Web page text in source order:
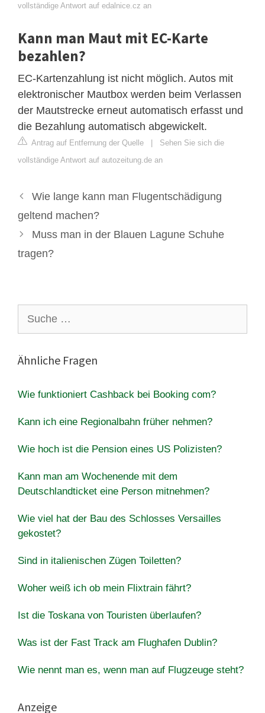
vollständige Antwort auf edalnice.cz an
Kann man Maut mit EC-Karte
bezahlen?
EC-Kartenzahlung ist nicht möglich. Autos mit
elektronischer Mautbox werden beim Verlassen
der Mautstrecke erneut automatisch erfasst und
die Bezahlung automatisch abgewickelt.
Antrag auf Entfernung der Quelle | Sehen Sie sich die
vollständige Antwort auf autozeitung.de an
Wie lange kann man Flugentschädigung
geltend machen?
Muss man in der Blauen Lagune Schuhe
tragen?
nach:
Ähnliche Fragen
Wie funktioniert Cashback bei Booking com?
Kann ich eine Regionalbahn früher nehmen?
Wie hoch ist die Pension eines US Polizisten?
Kann man am Wochenende mit dem
Deutschlandticket eine Person mitnehmen?
Wie viel hat der Bau des Schlosses Versailles
gekostet?
Sind in italienischen Zügen Toiletten?
Woher weiß ich ob mein Flixtrain fährt?
Ist die Toskana von Touristen überlaufen?
Was ist der Fast Track am Flughafen Dublin?
Wie nennt man es, wenn man auf Flugzeuge steht?
Anzeige